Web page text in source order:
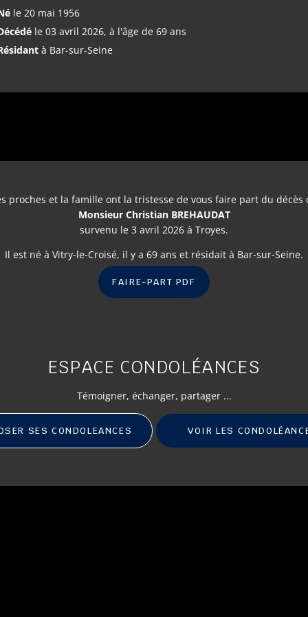
le 20 mai 1956
le 03 avril 2026, à l'âge de 69 ans
à Bar-sur-Seine
proches et la famille ont la tristesse de vous faire part du décès
Monsieur Christian BREHAUDAT
survenu le 3 avril 2026 à Troyes.
Il est né à Vitry-le-Croisé, il y a 69 ans et résidait à Bar-sur-Seine.
FAIRE-PART PDF
ESPACE CONDOLÉANCES
Témoigner, échanger, partager ...
SES CONDOLEANCES VOIR LES